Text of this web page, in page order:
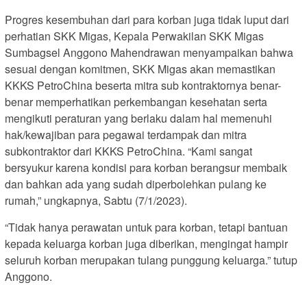
Progres kesembuhan dari para korban juga tidak luput dari
perhatian SKK Migas, Kepala Perwakilan SKK Migas
Sumbagsel Anggono Mahendrawan menyampaikan bahwa
sesuai dengan komitmen, SKK Migas akan memastikan
KKKS PetroChina beserta mitra sub kontraktornya benar-
benar memperhatikan perkembangan kesehatan serta
mengikuti peraturan yang berlaku dalam hal memenuhi
hak/kewajiban para pegawai terdampak dan mitra
subkontraktor dari KKKS PetroChina. “Kami sangat
bersyukur karena kondisi para korban berangsur membaik
dan bahkan ada yang sudah diperbolehkan pulang ke
rumah,” ungkapnya, Sabtu (7/1/2023).
“Tidak hanya perawatan untuk para korban, tetapi bantuan
kepada keluarga korban juga diberikan, mengingat hampir
seluruh korban merupakan tulang punggung keluarga.” tutup
Anggono.